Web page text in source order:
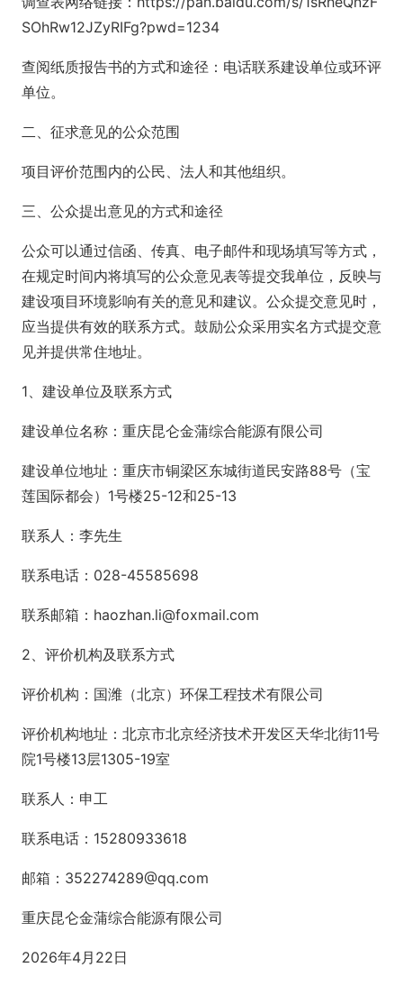
SOhRw12JZyRIFg?pwd=1234
查阅纸质报告书的方式和途径：电话联系建设单位或环评
单位。
二、征求意见的公众范围
项目评价范围内的公民、法人和其他组织。
三、公众提出意见的方式和途径
公众可以通过信函、传真、电子邮件和现场填写等方式，
在规定时间内将填写的公众意见表等提交我单位，反映与
建设项目环境影响有关的意见和建议。公众提交意见时，
应当提供有效的联系方式。鼓励公众采用实名方式提交意
见并提供常住地址。
1、建设单位及联系方式
建设单位名称：重庆昆仑金蒲综合能源有限公司
建设单位地址：重庆市铜梁区东城街道民安路88号（宝
莲国际都会）1号楼25-12和25-13
联系人：李先生
联系电话：028-45585698
联系邮箱：haozhan.li@foxmail.com
2、评价机构及联系方式
评价机构：国潍（北京）环保工程技术有限公司
评价机构地址：北京市北京经济技术开发区天华北街11号
院1号楼13层1305-19室
联系人：申工
联系电话：15280933618
邮箱：352274289@qq.com
重庆昆仑金蒲综合能源有限公司
2026年4月22日